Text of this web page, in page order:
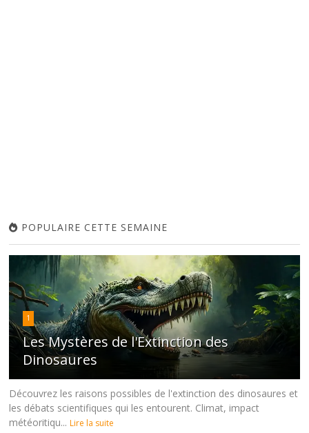
POPULAIRE CETTE SEMAINE
1
Les Mystères de l'Extinction des
Dinosaures
Découvrez les raisons possibles de l'extinction des dinosaures et
les débats scientifiques qui les entourent. Climat, impact
météoritiqu... Lire la suite